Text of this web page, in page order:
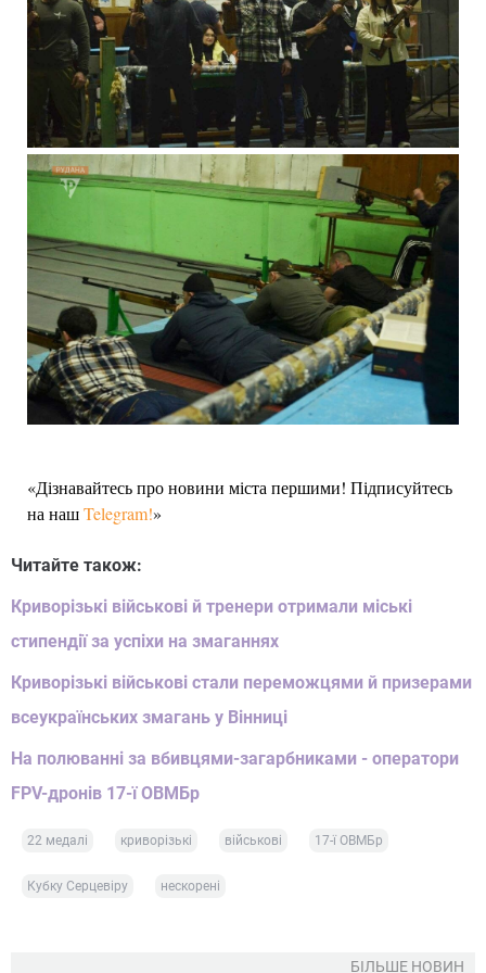
«Дізнавайтесь про новини міста першими! Підписуйтесь
на нашTelegram!»
Читайте також:
Криворізькі військові й тренери отримали міські
стипендії за успіхи на змаганнях
Криворізькі військові стали переможцями й призерами
всеукраїнських змагань у Вінниці
На полюванні за вбивцями-загарбниками - оператори
FPV-дронів 17-ї ОВМБр
22 медалі криворізькі військові 17-ї ОВМБр
Кубку Серцевіру нескорені
БІЛЬШЕ НОВИН